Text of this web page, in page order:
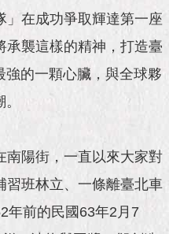
」在成功爭取輝達第一座
承襲這樣的精神，打造臺
的一顆心臟，與全球夥
南陽街，一直以來大家對
習班林立、一條離臺北車
年前的民國63年2月7